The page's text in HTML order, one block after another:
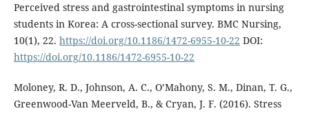
Perceived stress and gastrointestinal symptoms in nursing
students in Korea: A cross-sectional survey. BMC Nursing,
10(1), 22. https://doi.org/10.1186/1472-6955-10-22 DOI:
https://doi.org/10.1186/1472-6955-10-22
Moloney, R. D., Johnson, A. C., O’Mahony, S. M., Dinan, T. G.,
Greenwood-Van Meerveld, B., & Cryan, J. F. (2016). Stress